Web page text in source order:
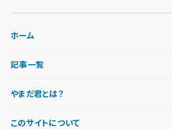
ホーム
記事一覧
やまだ君とは？
このサイトについて